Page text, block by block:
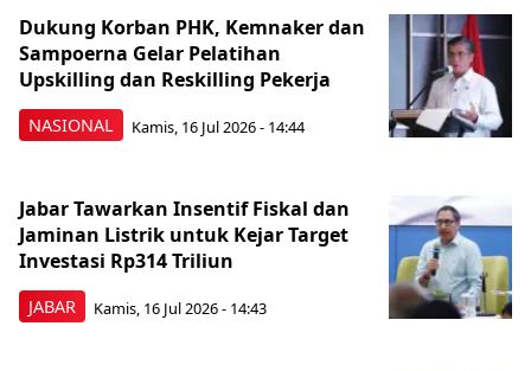
NASIONAL
Dukung Korban PHK, Kemnaker dan
Sampoerna Gelar Pelatihan
Upskilling dan Reskilling Pekerja
Kamis, 16 Jul 2026 - 14:44
JABAR
Jabar Tawarkan Insentif Fiskal dan
Jaminan Listrik untuk Kejar Target
Investasi Rp314 Triliun
Kamis, 16 Jul 2026 - 14:43